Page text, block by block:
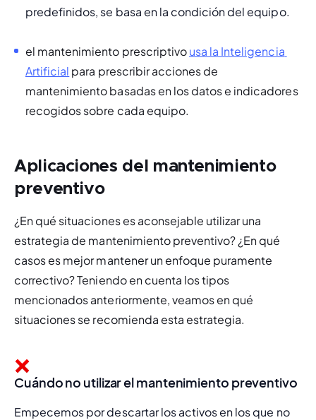
predefinidos, se basa en la condición del equipo.
el mantenimiento prescriptivo usa la Inteligencia
Artificial para prescribir acciones de
mantenimiento basadas en los datos e indicadores
recogidos sobre cada equipo.
Aplicaciones del mantenimiento
preventivo
¿En qué situaciones es aconsejable utilizar una
estrategia de mantenimiento preventivo? ¿En qué
casos es mejor mantener un enfoque puramente
correctivo? Teniendo en cuenta los tipos
mencionados anteriormente, veamos en qué
situaciones se recomienda esta estrategia.
Cuándo no utilizar el mantenimiento preventivo
Empecemos por descartar los activos en los que no